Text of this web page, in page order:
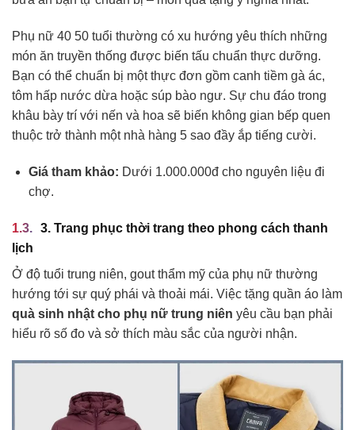
Phụ nữ 40 50 tuổi thường có xu hướng yêu thích những
món ăn truyền thống được biến tấu chuẩn thực dưỡng.
Bạn có thể chuẩn bị một thực đơn gồm canh tiềm gà ác,
tôm hấp nước dừa hoặc súp bào ngư. Sự chu đáo trong
khâu bày trí với nến và hoa sẽ biến không gian bếp quen
thuộc trở thành một nhà hàng 5 sao đầy ắp tiếng cười.
Giá tham khảo: Dưới 1.000.000đ cho nguyên liệu đi
chợ.
3. Trang phục thời trang theo phong cách thanh
lịch
Ở độ tuổi trung niên, gout thẩm mỹ của phụ nữ thường
hướng tới sự quý phái và thoải mái. Việc tặng quần áo làm
quà sinh nhật cho phụ nữ trung niên yêu cầu bạn phải
hiểu rõ số đo và sở thích màu sắc của người nhận.